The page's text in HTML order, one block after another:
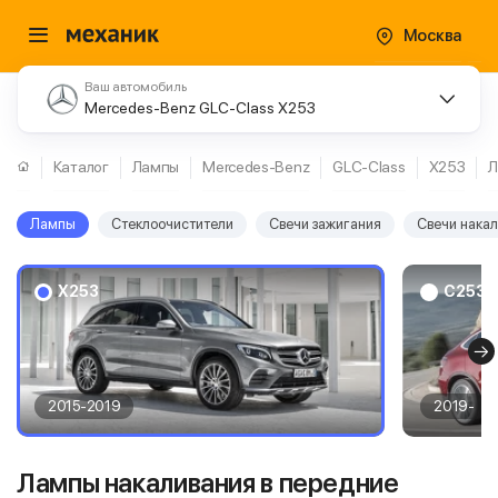
Москва
Ваш автомобиль
Mercedes-Benz GLC-Class X253
Каталог Лампы Mercedes-Benz GLC-Class X253
Лампы Стеклоочистители Свечи зажигания Свечи
X253
2015-2019
C253 /
2019-
Лампы накаливания в передние